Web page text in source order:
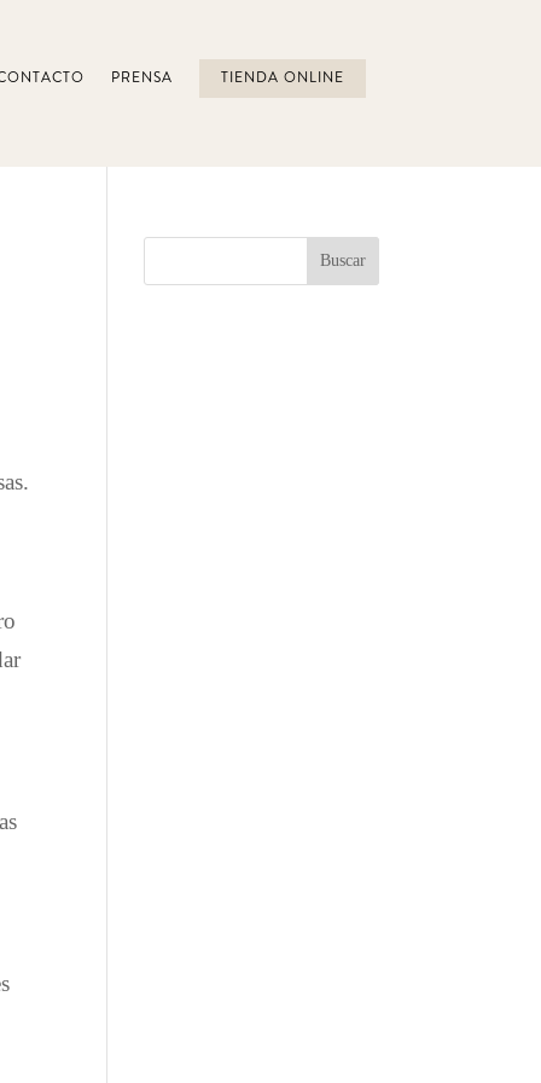
PRENSA TIENDA ONLINE